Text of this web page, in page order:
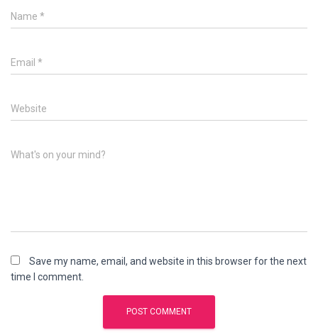
Name *
Email *
Website
What's on your mind?
Save my name, email, and website in this browser for the next
time I comment.